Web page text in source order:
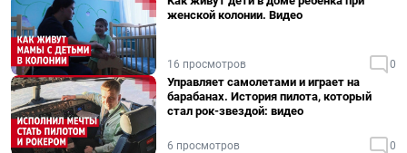
женской колонии. Видео
16 просмотров 0
Управляет самолетами и играет на
барабанах. История пилота, который
стал рок-звездой: видео
6 просмотров 0